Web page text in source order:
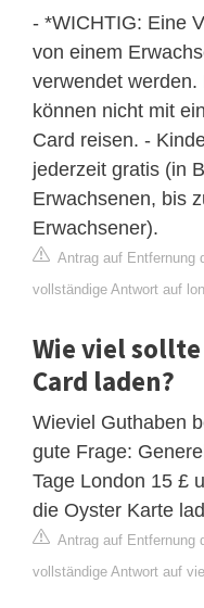
- *WICHTIG: Eine
von einem
verwendet
können nicht mit
Card reisen. -
jederzeit gratis (in
Erwachsenen, bis
Erwachsener).
Antrag auf Entfernung
vollständige Antwort auf
Wie viel
Card laden?
Wieviel Guthaben
gute Frage:
Tage London 15 £
die Oyster Karte
Antrag auf Entfernung
vollständige Antwort auf